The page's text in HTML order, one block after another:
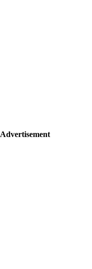
Advertisement